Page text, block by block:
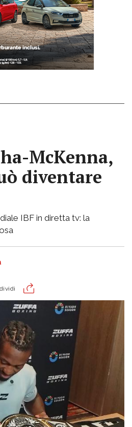
McKenna,
diventare
IBF in diretta tv: la